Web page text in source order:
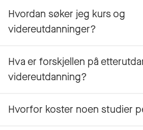
Hvordan søker jeg kurs og
videreutdanninger?
Hva er forskjellen på
videreutdanning?
Hvorfor koster noen studier